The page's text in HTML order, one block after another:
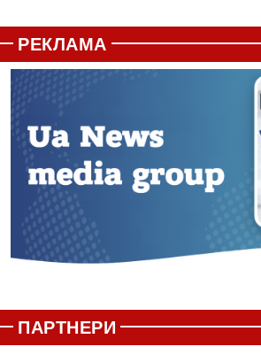
РЕКЛАМА
ПАРТНЕРИ